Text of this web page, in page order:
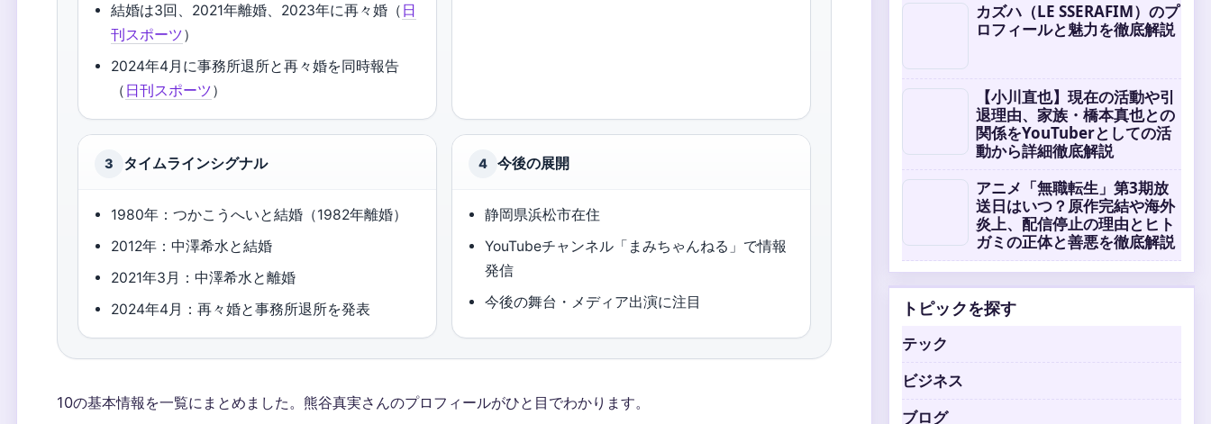
結婚は3回、2021年離婚、2023年に再々婚（ 日
刊スポーツ）
2024年4月に事務所退所と再々婚を同時報告
（ 日刊スポーツ）
3 タイムラインシグナル
1980年：つかこうへいと結婚（1982年離婚）
2012年：中澤希水と結婚
2021年3月：中澤希水と離婚
2024年4月：再々婚と事務所退所を発表
4 今後の展開
静岡県浜松市在住
YouTubeチャンネル「まみちゃんねる」で情報
発信
今後の舞台・メディア出演に注目
10の基本情報を一覧にまとめました。熊谷真実さんのプロフィールがひと目でわかります。
カズハ（LE SSERAFIM）のプ
ロフィールと魅力を徹底解説
【小川直也】現在の活動や引
退理由、家族・橋本真也との
関係をYouTuberとしての活
動から詳細徹底解説
アニメ「無職転生」第3期放
送日はいつ？原作完結や海外
炎上、配信停止の理由とヒト
ガミの正体と善悪を徹底解説
トピックを探す
テック
ビジネス
ブログ